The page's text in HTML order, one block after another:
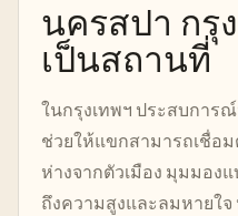
นครสปา กรุ
เป็นสถานที่
ในกรุงเทพฯ ประสบการ
ช่วยให้แขกสามารถเชื่อ
ห่างจากตัวเมือง มุมมอง
ถึงความสูงและลมหายใ